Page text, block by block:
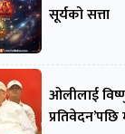
सूर्यको सत्ता
ओलीलाई